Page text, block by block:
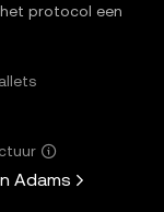
protocol een
Adams